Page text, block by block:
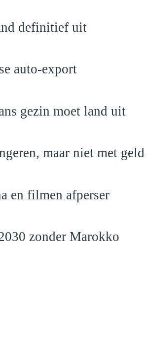
definitief uit
auto-export
gezin moet land uit
maar niet met geld
en filmen afperser
zonder Marokko